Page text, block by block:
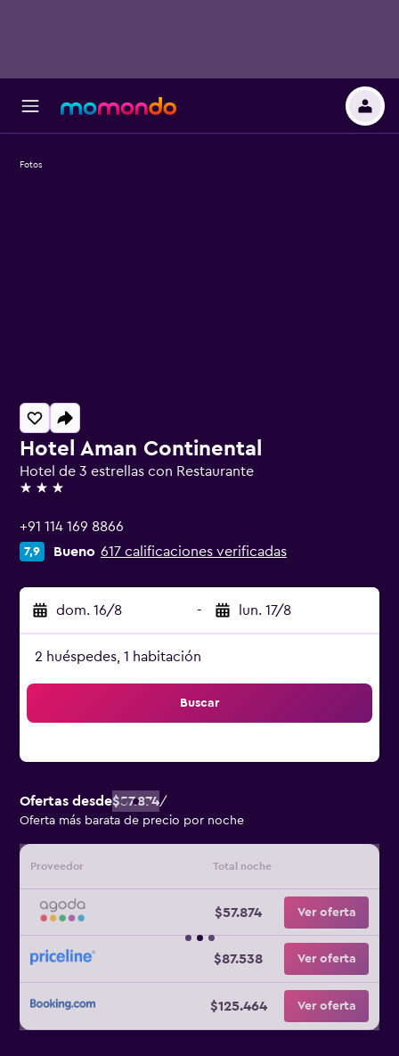
Hotel Aman Continental
Hotel de 3 estrellas con Restaurante
3 estrellas
+91 114 169 8866
7,9 Bueno 617 calificaciones verificadas
dom. 16/8 - lun. 17/8
2 huéspedes, 1 habitación
Buscar
Ofertas desde$57.874/
Oferta más barata de precio por noche
Proveedor Total noche
$57.874 Ver oferta
$87.538 Ver oferta
$125.464 Ver oferta
Fotos